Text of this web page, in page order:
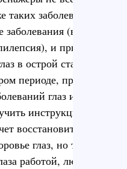
таких заболеваний и
(в числе
и при
в острой стадии,
периоде, при
глаз и ЦНС. В
инструкцию.
восстановить или
глаз, но тем, кто
работой, людям